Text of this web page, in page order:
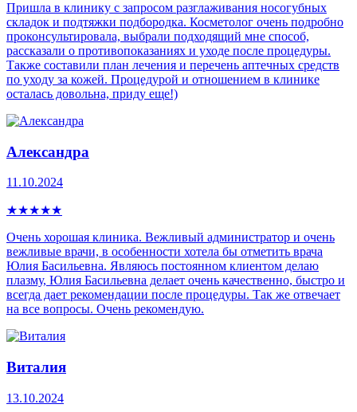
Пришла в клинику с запросом разглаживания носогубных
складок и подтяжки подбородка. Косметолог очень подробно
проконсультировала, выбрали подходящий мне способ,
рассказали о противопоказаниях и уходе после процедуры.
Также составили план лечения и перечень аптечных средств
по уходу за кожей. Процедурой и отношением в клинике
осталась довольна, приду еще!)
Александра
11.10.2024
★★★★★
Очень хорошая клиника. Вежливый администратор и очень
вежливые врачи, в особенности хотела бы отметить врача
Юлия Басильевна. Являюсь постоянном клиентом делаю
плазму, Юлия Басильевна делает очень качественно, быстро и
всегда дает рекомендации после процедуры. Так же отвечает
на все вопросы. Очень рекомендую.
Виталия
13.10.2024